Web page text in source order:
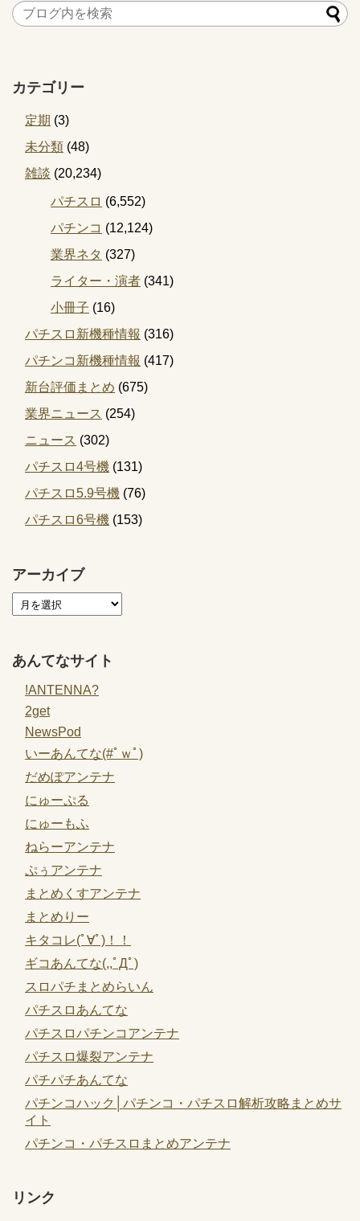
カテゴリー
定期 (3)
未分類 (48)
雑談 (20,234)
パチスロ (6,552)
パチンコ (12,124)
業界ネタ (327)
ライター・演者 (341)
小冊子 (16)
パチスロ新機種情報 (316)
パチンコ新機種情報 (417)
新台評価まとめ (675)
業界ニュース (254)
ニュース (302)
パチスロ4号機 (131)
パチスロ5.9号機 (76)
パチスロ6号機 (153)
アーカイブ
あんてなサイト
!ANTENNA?
2get
NewsPod
いーあんてな(#ﾟｗﾟ)
だめぽアンテナ
にゅーぷる
にゅーもふ
ねらーアンテナ
ぷぅアンテナ
まとめくすアンテナ
まとめりー
キタコレ(ﾟ∀ﾟ)！！
ギコあんてな(,,ﾟДﾟ)
スロパチまとめらいん
パチスロあんてな
パチスロパチンコアンテナ
パチスロ爆裂アンテナ
パチパチあんてな
パチンコハック│パチンコ・パチスロ解析攻略まとめサ
イト
パチンコ・パチスロまとめアンテナ
リンク